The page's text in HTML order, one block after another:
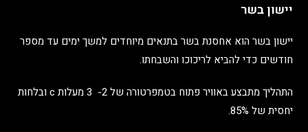
יישון בשר
יישון בשר הוא אחסנת בשר בתנאים מיוחדים למשך ימים עד מספר
חודשים כדי להביא לריכוכו והשבחתו.
התהליך מתבצע באוויר פתוח בטמפרטורה של 2- 3 מעלות c ובלחות
יחסית של 85%.